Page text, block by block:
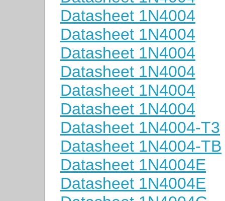
Datasheet 1N4004
Datasheet 1N4004
Datasheet 1N4004
Datasheet 1N4004
Datasheet 1N4004
Datasheet 1N4004
Datasheet 1N4004-T3
Datasheet 1N4004-TB
Datasheet 1N4004E
Datasheet 1N4004E